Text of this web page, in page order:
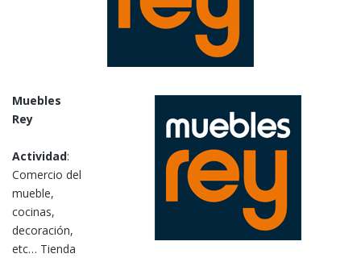
Muebles
Rey
Actividad:
Comercio del
mueble,
cocinas,
decoración,
etc… Tienda